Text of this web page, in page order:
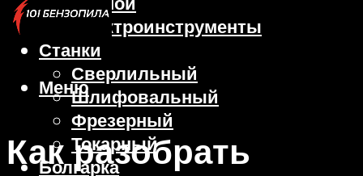
Электроинструменты
Станки
Сверлильный
Шлифовальный
Фрезерный
Токарный
Болгарка
Меню
Как разобрать